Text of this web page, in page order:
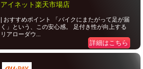
アイネット楽天市場店
| おすすめポイント 「バイクにまたがって足が届
く」という、この安心感。 足付き性が向上する
リアローダウ...
詳細はこちら